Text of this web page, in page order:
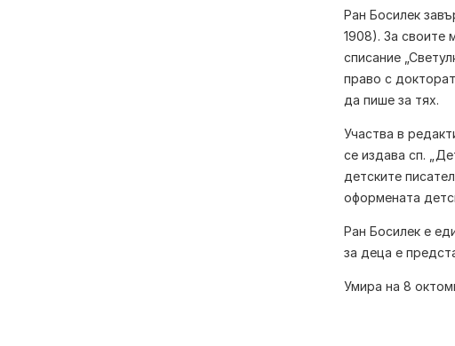
Ран Босилек
1908). За своите
списание
право с
да пише за тях.
Участва в
се издава сп.
детските
оформената
Ран Босилек е
за деца е
Умира на 8